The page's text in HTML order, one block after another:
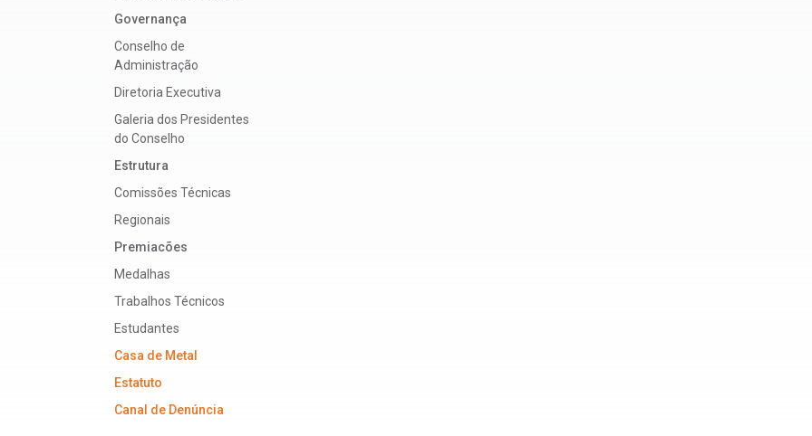
Governança
Conselho de
Administração
Diretoria Executiva
Galeria dos Presidentes
do Conselho
Estrutura
Comissões Técnicas
Regionais
Premiacões
Medalhas
Trabalhos Técnicos
Estudantes
Casa de Metal
Estatuto
Canal de Denúncia